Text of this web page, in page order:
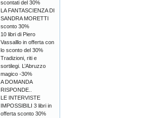
scontati del 30%
LA FANTASCIENZA DI
SANDRA MORETTI
sconto 30%
10 libri di Piero
Vassalllo in offerta con
lo sconto del 30%
Tradizioni, riti e
sortilegi. L’Abruzzo
magico -30%
A DOMANDA
RISPONDE..
LE INTERVISTE
IMPOSSIBILI 3 libri in
offerta sconto 30%